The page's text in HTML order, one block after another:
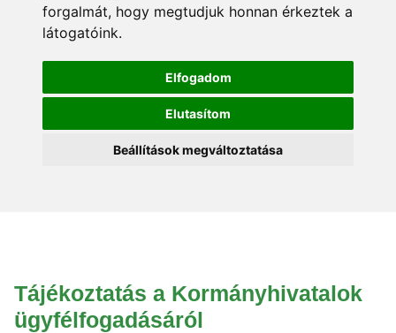
forgalmát, hogy megtudjuk honnan érkeztek a
látogatóink.
Elfogadom
Elutasítom
Beállítások megváltoztatása
Tájékoztatás a Kormányhivatalok
ügyfélfogadásáról